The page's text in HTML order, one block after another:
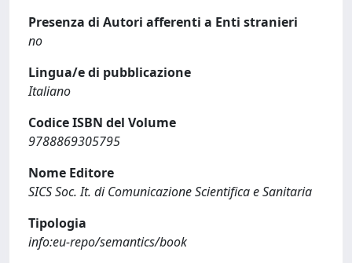
Presenza di Autori afferenti a Enti stranieri
no
Lingua/e di pubblicazione
Italiano
Codice ISBN del Volume
9788869305795
Nome Editore
SICS Soc. It. di Comunicazione Scientifica e Sanitaria
Tipologia
info:eu-repo/semantics/book